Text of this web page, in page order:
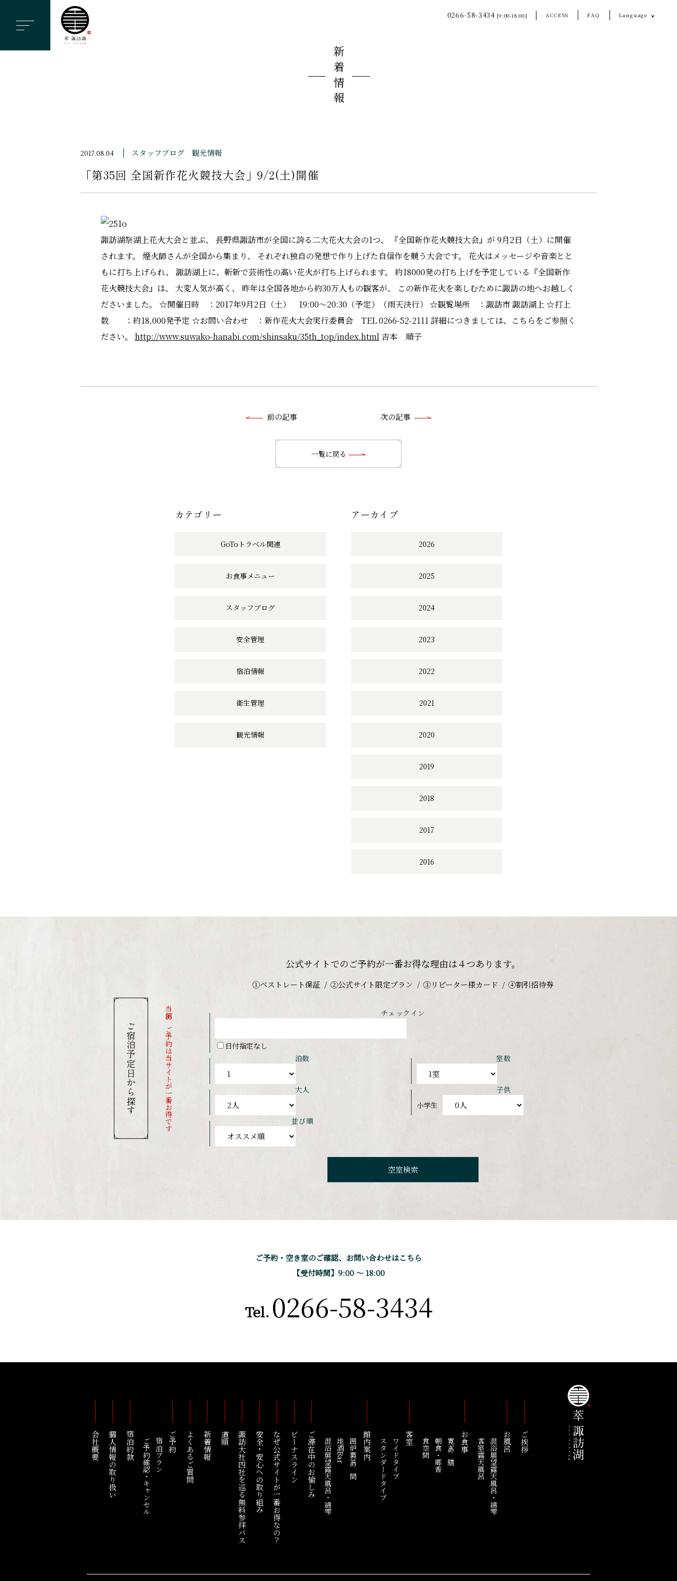
ー
0266-58-3434 [9:00-18:00] ACCESS FAQ Language
新着情報
「第35回 全国新作花火競技大会」9/2(土)開催
2017.08.04 スタッフブログ 観光情報
諏訪湖祭湖上花火大会と並ぶ、 長野県諏訪市が全国に誇る二大花火大会の1つ、 『全国新作花火競技大会』が 9月2日（土）に開催
されます。 煙火師さんが全国から集まり、 それぞれ独自の発想で作り上げた自信作を競う大会です。 花火はメッセージや音楽とと
もに打ち上げられ、 諏訪湖上に、斬新で芸術性の高い花火が打ち上げられます。 約18000発の打ち上げを予定している『全国新作
花火競技大会』は、 大変人気が高く、 昨年は全国各地から約30万人もの観客が、 この新作花火を楽しむために諏訪の地へお越しく
ださいました。 ☆開催日時 ：2017年9月2日（土） 19:00～20:30（予定）（雨天決行） ☆観覧場所 ：諏訪市 諏訪湖上 ☆打上
数 ：約18,000発予定 ☆お問い合わせ ：新作花火大会実行委員会 TEL 0266-52-2111 詳細につきましては、こちらをご参照く
ださい。 http://www.suwako-hanabi.com/shinsaku/35th_top/index.html吉本 順子
の
ン
ク
前の記事 次の記事
一覧に戻る
カテゴリー
GoToトラベル関連
お食事メニュー
スタッフブログ
安全管理
宿泊情報
衛生管理
観光情報
アーカイブ
2026
2025
2024
2023
2022
2021
2020
2019
2018
2017
2016
ご宿泊予定日から探す 当館のご予約は当サイトが一番お得です
公式サイトでのご予約が一番お得な理由は４つあります。
①ベストレート保証 ②公式サイト限定プラン ③リピーター様カード ④割引招待券
チェックイン
日付指定なし
泊数
室数
大人
子供
小学生
並び順
ご予約・空き室のご確認、 お問い合わせはこちら
【受付時間】9:00 〜 18:00
Tel. 0266-58-3434
ご挨拶
お風呂
混浴展望露天風呂・綿雫
客室露天風呂
お食事
寛ぎの膳
朝食・郷香
食空間
客室
ワイドタイプ
スタンダードタイプ
館内案内
囲炉裏茶の間
地酒Bar
混浴展望露天風呂・綿雫
ご滞在中のお愉しみ
ビーナスライン
なぜ公式サイトが一番お得なの？
安全・安心への取り組み
諏訪大社四社を巡る
無料参拝バス
道順
新着情報
よくあるご質問
ご予約
宿泊プラン
ご予約確認・キャンセル
宿泊約款
個人情報の取り扱い
会社概要